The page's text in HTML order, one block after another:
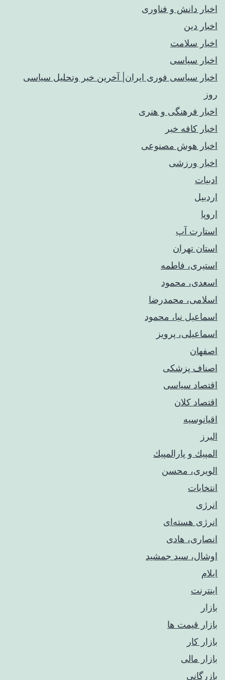
اخبار دانش و فناوری
اخبار دین
اخبار سلامت
اخبار سیاسی
اخبار سیاسی فوری ایران| آخرین خبر وتحلیل سیاسی
روز
اخبار فرهنگی و هنری
اخبار کافه خبر
اخبار هوش مصنوعی
اخبار ورزشی
ادبیات
اردبیل
اروپا
استارت آپ
استان تهران
استیری، فاطمه
اسعدی، محمود
اسلامی، محمدرضا
اسماعیل نیا، محمود
اسماعیلی، پرویز
اصفهان
اصناف پزشکی
اقتصاد سیاسی
اقتصاد کلان
اقیانوسیه
البرز
المپيك و پارالمپيك
الویری، محسن
انتخابات
انرژی
انرژی هسته‌ای
انصاری، هادی
اوشال، سید جمشید
ایلام
اینترنت
بازار
بازار قیمت ها
بازار کار
بازار مالی
بازرگانی